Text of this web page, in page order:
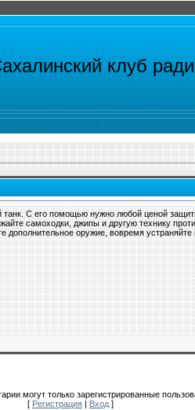
клуб
С его помощью нужно любой ценой
самоходки, джипы и другую технику
дополнительное оружие, вовремя устраняйте
могут только зарегистрированные
[ Регистрация Вход ]